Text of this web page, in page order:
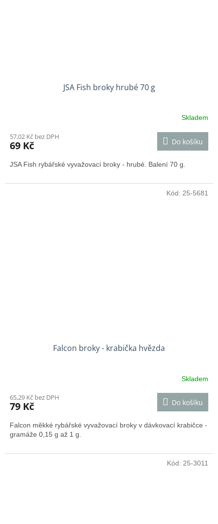
JSA Fish broky hrubé 70 g
Skladem
57,02 Kč bez DPH
69 Kč Do košíku
JSA Fish rybářské vyvažovací broky - hrubé. Balení 70 g.
Falcon broky - krabička hvězda
Skladem
65,29 Kč bez DPH
79 Kč Do košíku
Falcon měkké rybářské vyvažovací broky v dávkovací krabičce -
gramáže 0,15 g až 1 g.
Kód: 25-5681
Kód: 25-3011